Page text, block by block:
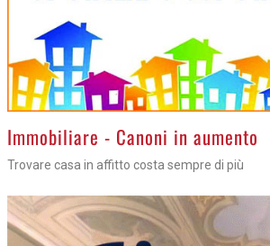
>Immobiliare - Canoni in aumento
Trovare casa in affitto costa sempre di più